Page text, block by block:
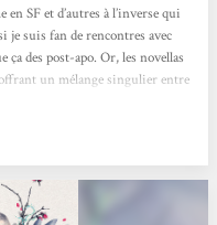
SF et d’autres à l’inverse qui
suis fan de rencontres avec
ça des post-apo. Or, les novellas
un mélange singulier entre
indo-caribéenne, nous propose